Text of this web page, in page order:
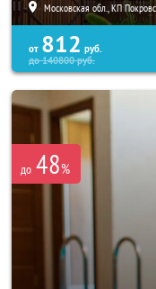
Московская обл., КП
от 812 руб.
до140800руб.
до 48%